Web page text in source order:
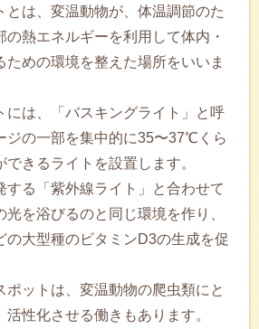
とは、変温動物が、体温調節のた
熱エネルギーを利用して体内・
ための環境を整えた場所をいいま
には、「バスキングライト」と呼
ジの一部を集中的に35〜37℃くら
きるライトを設置します。
する「紫外線ライト」と合わせて
を浴びるのと同じ環境を作り、
の大型種のビタミンD3の生成を促
ポットは、変温動物の爬虫類にと
性化させる働きもあります。